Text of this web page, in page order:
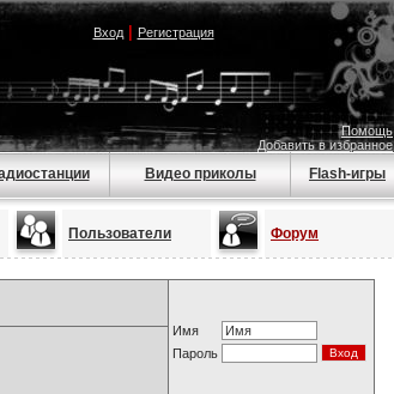
Вход| Регистрация
Помощь
Добавить в избранное
Видео приколы Flash-игры
Пользователи Форум
Имя
Пароль